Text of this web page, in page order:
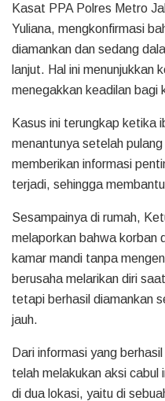
Kasat PPA Polres Metro
Yuliana, mengkonfirmasi
diamankan dan sedang
lanjut. Hal ini menunjukkan
menegakkan keadilan bagi
Kasus ini terungkap ketika
menantunya setelah
memberikan informasi
terjadi, sehingga
Sesampainya di rumah,
melaporkan bahwa korban
kamar mandi tanpa
berusaha melarikan diri
tetapi berhasil diamankan
jauh.
Dari informasi yang
telah melakukan aksi cabul
di dua lokasi, yaitu di